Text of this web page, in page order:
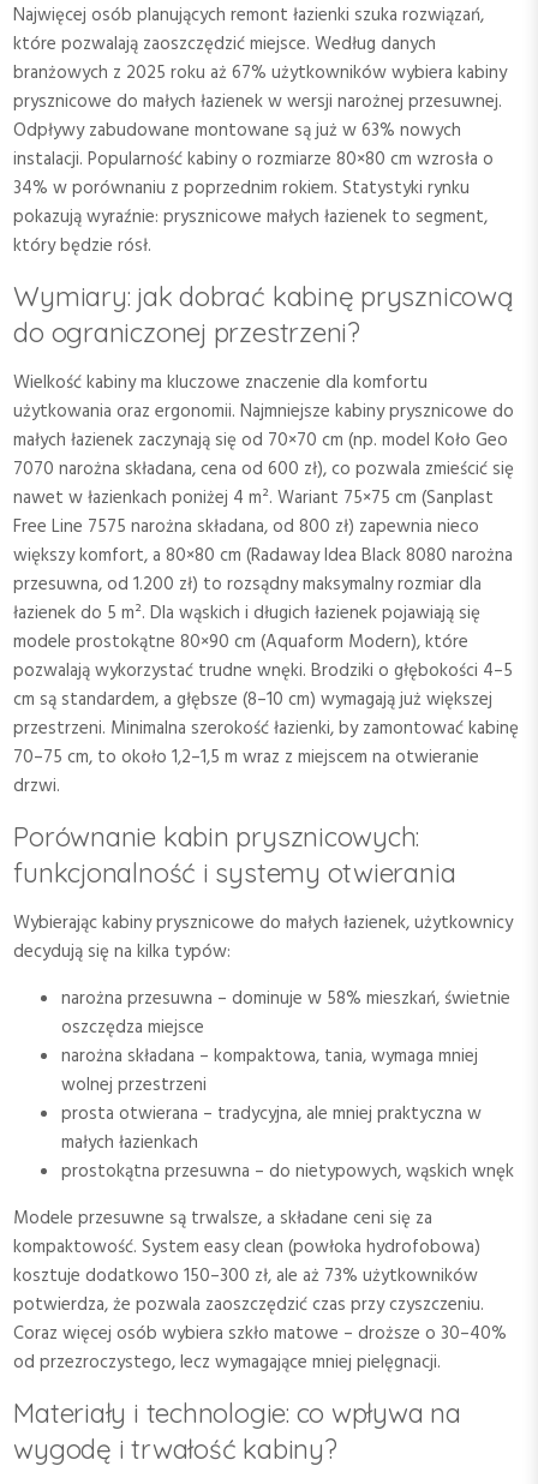
Najwięcej osób planujących remont łazienki szuka rozwiązań,
które pozwalają zaoszczędzić miejsce. Według danych
branżowych z 2025 roku aż 67% użytkowników wybiera kabiny
prysznicowe do małych łazienek w wersji narożnej przesuwnej.
Odpływy zabudowane montowane są już w 63% nowych
instalacji. Popularność kabiny o rozmiarze 80×80 cm wzrosła o
34% w porównaniu z poprzednim rokiem. Statystyki rynku
pokazują wyraźnie: prysznicowe małych łazienek to segment,
który będzie rósł.
Wymiary: jak dobrać kabinę prysznicową
do ograniczonej przestrzeni?
Wielkość kabiny ma kluczowe znaczenie dla komfortu
użytkowania oraz ergonomii. Najmniejsze kabiny prysznicowe do
małych łazienek zaczynają się od 70×70 cm (np. model Koło Geo
7070 narożna składana, cena od 600 zł), co pozwala zmieścić się
nawet w łazienkach poniżej 4 m². Wariant 75×75 cm (Sanplast
Free Line 7575 narożna składana, od 800 zł) zapewnia nieco
większy komfort, a 80×80 cm (Radaway Idea Black 8080 narożna
przesuwna, od 1.200 zł) to rozsądny maksymalny rozmiar dla
łazienek do 5 m². Dla wąskich i długich łazienek pojawiają się
modele prostokątne 80×90 cm (Aquaform Modern), które
pozwalają wykorzystać trudne wnęki. Brodziki o głębokości 4–5
cm są standardem, a głębsze (8–10 cm) wymagają już większej
przestrzeni. Minimalna szerokość łazienki, by zamontować kabinę
70–75 cm, to około 1,2–1,5 m wraz z miejscem na otwieranie
drzwi.
Porównanie kabin prysznicowych:
funkcjonalność i systemy otwierania
Wybierając kabiny prysznicowe do małych łazienek, użytkownicy
decydują się na kilka typów:
narożna przesuwna – dominuje w 58% mieszkań, świetnie
oszczędza miejsce
narożna składana – kompaktowa, tania, wymaga mniej
wolnej przestrzeni
prosta otwierana – tradycyjna, ale mniej praktyczna w
małych łazienkach
prostokątna przesuwna – do nietypowych, wąskich wnęk
Modele przesuwne są trwalsze, a składane ceni się za
kompaktowość. System easy clean (powłoka hydrofobowa)
kosztuje dodatkowo 150–300 zł, ale aż 73% użytkowników
potwierdza, że pozwala zaoszczędzić czas przy czyszczeniu.
Coraz więcej osób wybiera szkło matowe – droższe o 30–40%
od przezroczystego, lecz wymagające mniej pielęgnacji.
Materiały i technologie: co wpływa na
wygodę i trwałość kabiny?